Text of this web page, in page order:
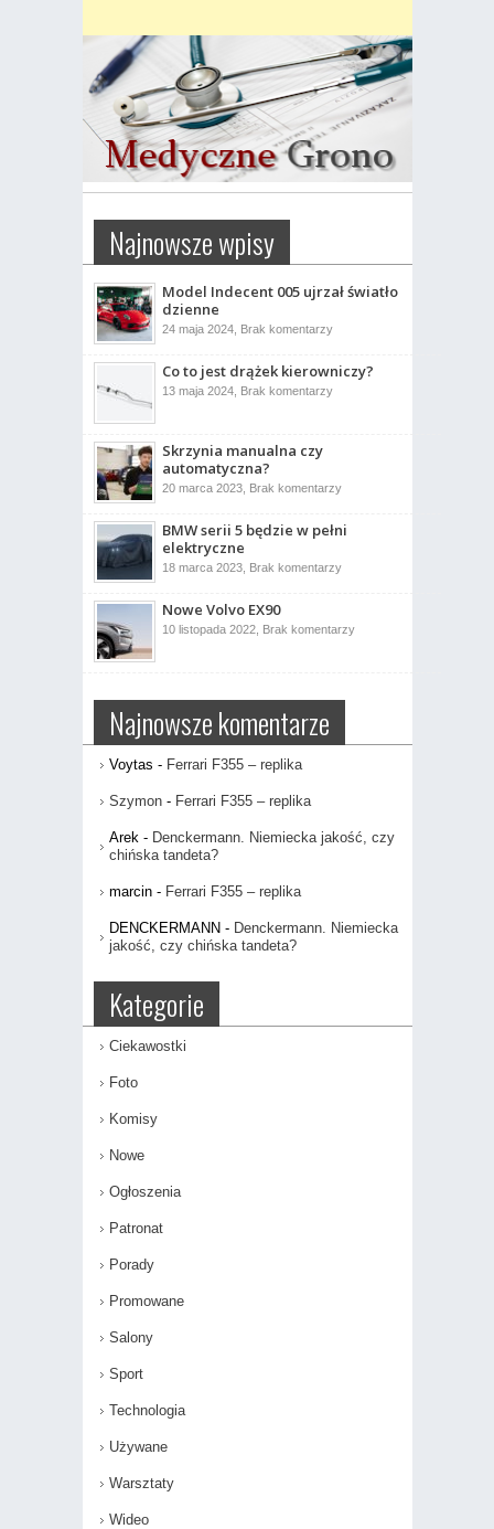
Najnowsze wpisy
Model Indecent 005 ujrzał światło
dzienne
24 maja 2024, Brak komentarzydo
005
ujrzał
światło
Co to jest drążek kierowniczy?
13 maja 2024, Brak komentarzydo
Skrzynia manualna czy
automatyczna?
20 marca 2023, Brak komentarzydo
czy
automatyczna?
BMW serii 5 będzie w pełni
elektryczne
18 marca 2023, Brak komentarzydo
w
Nowe Volvo EX90
10 listopada 2022, Brak komentarzydo
Najnowsze komentarze
Voytas - Ferrari F355 – replika
Szymon- Ferrari F355 – replika
Arek - Denckermann. Niemiecka jakość, czy
chińska tandeta?
marcin- Ferrari F355 – replika
DENCKERMANN - Denckermann. Niemiecka
jakość, czy chińska tandeta?
Kategorie
Ciekawostki
Foto
Komisy
Nowe
Ogłoszenia
Patronat
Porady
Promowane
Salony
Sport
Technologia
Używane
Warsztaty
Wideo